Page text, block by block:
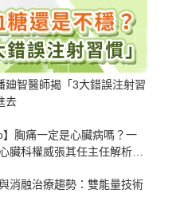
廸智醫師揭「3大錯誤注射習
去
】胸痛一定是心臟病嗎？一
臟科權威張其任主任解析支
消融治療趨勢：雙能量技術